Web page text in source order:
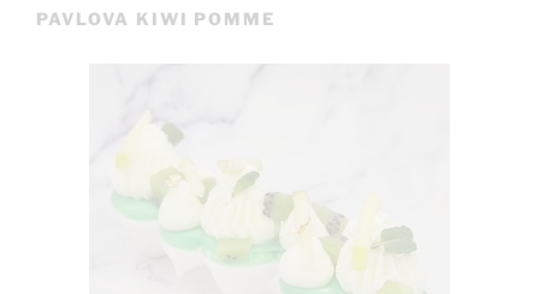
PAVLOVA KIWI POMME